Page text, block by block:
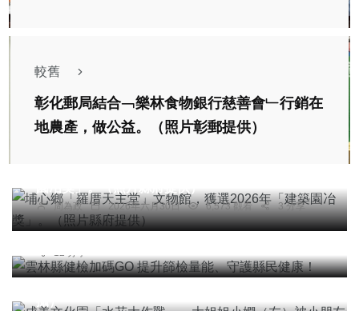
較舊
彰化郵局結合﹁樂林食物銀行慈善會﹂行銷在
地農產，做公益。（照片彰郵提供）
社會 宗教 綜合新聞 健康 旅遊
周為政 2026年六月30日 6,573 觀看 3 分享
雲林縣健檢加碼GO 提升篩檢量能、守護縣民健
康！
12 分享
社會 綜合新聞 健康 旅遊 文教
成美文化園「水花大作戰」，大姐姐小嫺（左）被
小朋友集中水槍猛攻，招架不住。（記者林碧珠